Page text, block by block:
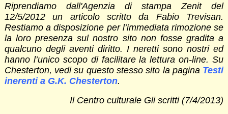
Riprendiamo dall'Agenzia di stampa Zenit del
12/5/2012 un articolo scritto da Fabio Trevisan.
Restiamo a disposizione per l’immediata rimozione se
la loro presenza sul nostro sito non fosse gradita a
qualcuno degli aventi diritto. I neretti sono nostri ed
hanno l’unico scopo di facilitare la lettura on-line. Su
Chesterton, vedi su questo stesso sito la pagina Testi
inerenti a G.K. Chesterton.
Il Centro culturale Gli scritti (7/4/2013)